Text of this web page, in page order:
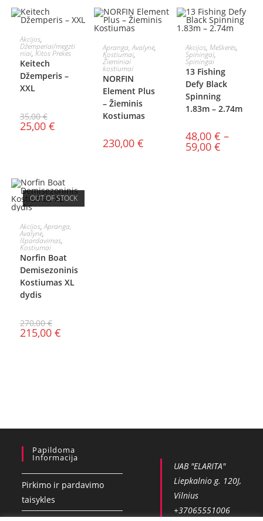
AKCIJA!
Į KREPŠELĮ
Akcijos,
Džemperiai/megzti
niai, Kitos Prekės
Keitech
Džemperis –
XXL
35,00€
25,00 €
PASIRINKTI
SAVYBES
Apranga, Avalynė,
Kostiumai,
Žieminiai
kostiumai
NORFIN
Element Plus
– Žieminis
Kostiumas
230,00 €
AKCIJA!
PASIRINKTI
SAVYBES
Akcijos, Meškerės,
Spiningai,
Spiningai
13 Fishing
Defy Black
Spinning
1.83m – 2.74m
48,00 € –
59,00 €
OUT OF STOCK
DAUGIAU
Akcijos,Apranga,
Avalynė,
Išpardavimas,
Kostiumai
Norfin Boat
Demisezoninis
Kostiumas XL
dydis
270,00€
215,00 €
Papildoma
Informacija
Pirkimo ir pardavimo
taisykles
UAB "ELARITA"
Liepkalnio g. 120J,
Vilnius
+37065551006